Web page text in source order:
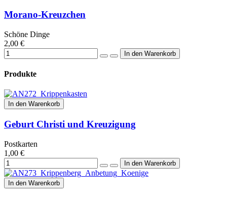
Morano-Kreuzchen
Schöne Dinge
2,00 €
Produkte
In den Warenkorb
Geburt Christi und Kreuzigung
Postkarten
1,00 €
In den Warenkorb